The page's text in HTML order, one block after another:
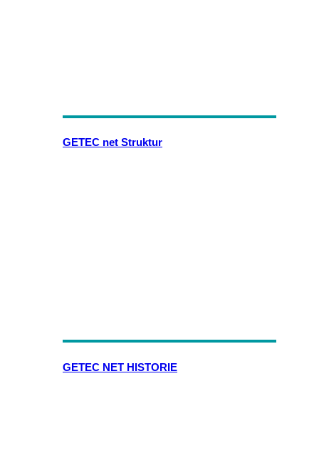
GETEC net Struktur
GETEC NET HISTORIE